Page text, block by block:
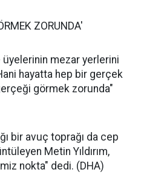
ZORUNDA'
üyelerinin mezar yerlerini
hayatta hep bir gerçek
görmek zorunda"
bir avuç toprağı da cep
Metin Yıldırım,
nokta" dedi. (DHA)